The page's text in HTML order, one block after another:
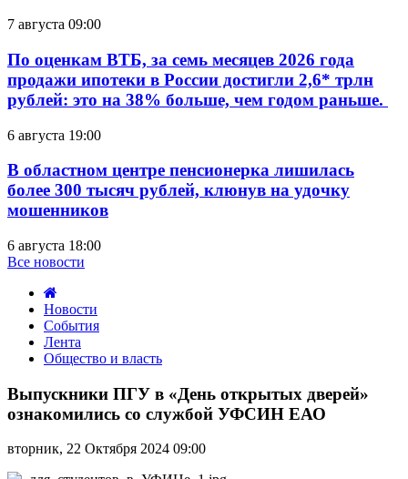
7 августа 09:00
По оценкам ВТБ, за семь месяцев 2026 года
продажи ипотеки в России достигли 2,6* трлн
рублей: это на 38% больше, чем годом раньше.
6 августа 19:00
В областном центре пенсионерка лишилась
более 300 тысяч рублей, клюнув на удочку
мошенников
6 августа 18:00
Все новости
Новости
События
Лента
Общество и власть
ПГУ
в
«День
дверей»
Выпускники ПГУ в «День открытых дверей»
ознакомились со службой УФСИН ЕАО
вторник, 22 Октября 2024 09:00